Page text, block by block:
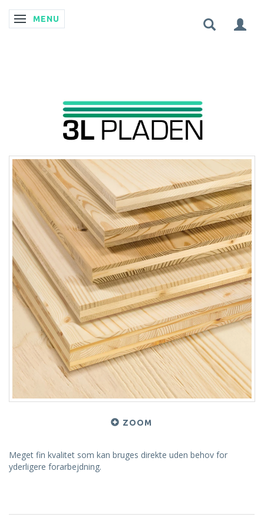
SKIFTE NAVIGATION
MENU
ZOOM
Meget fin kvalitet som kan bruges direkte uden behov for
yderligere forarbejdning.